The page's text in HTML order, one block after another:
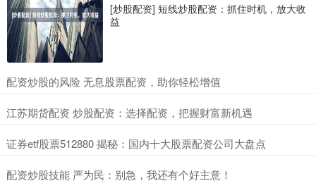
[炒股配资] 短线炒股配资：抓住时机，放大收
益
​配资炒股的风险 无息股票配资，助你轻松增值
​江苏期货配资 炒股配资：选择配资，把握财富新机遇
​证券etf股票512880 揭秘：国内十大股票配资公司大盘点
​配资炒股技能 严为民：别急，我还有个好主意！